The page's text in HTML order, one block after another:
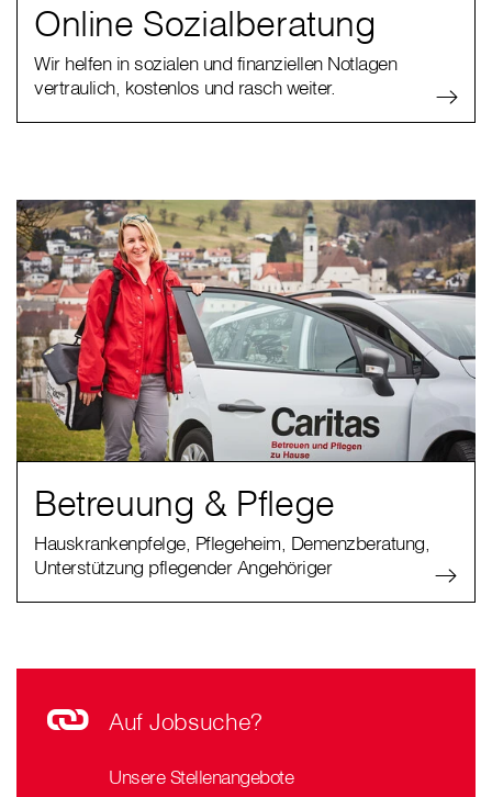
Online Sozialberatung
Wir helfen in sozialen und finanziellen Notlagen
vertraulich, kostenlos und rasch weiter.
Betreuung & Pflege
Hauskrankenpfelge, Pflegeheim, Demenzberatung,
Unterstützung pflegender Angehöriger
Auf Jobsuche?
Unsere Stellenangebote